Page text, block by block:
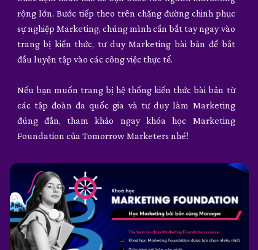
rộng lớn. Bước tiếp theo trên chặng đường chinh phục
sự nghiệp Marketing, chúng mình cần bắt tay ngay vào
trang bị kiến thức, tư duy Marketing bài bản để bắt
đầu luyện tập vào các công việc thực tế.
Nếu bạn muốn trang bị hệ thống kiến thức bài bản từ
các tập đoàn đa quốc gia và tư duy làm Marketing
đúng đắn, tham khảo ngay khóa học Marketing
Foundation của Tomorrow Marketers nhé!